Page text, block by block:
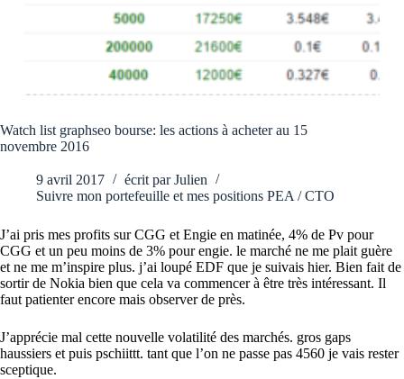
Watch list graphseo bourse: les actions à acheter au 15
novembre 2016
9 avril 2017 écrit par Julien
Suivre mon portefeuille et mes positions PEA / CTO
J’ai pris mes profits sur CGG et Engie en matinée, 4% de Pv pour
CGG et un peu moins de 3% pour engie. le marché ne me plait guère
et ne me m’inspire plus. j’ai loupé EDF que je suivais hier. Bien fait de
sortir de Nokia bien que cela va commencer à être très intéressant. Il
faut patienter encore mais observer de près.
J’apprécie mal cette nouvelle volatilité des marchés. gros gaps
haussiers et puis pschiittt. tant que l’on ne passe pas 4560 je vais rester
sceptique.